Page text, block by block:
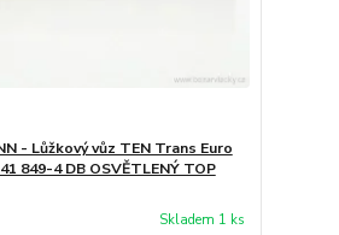
- Lůžkový vůz TEN Trans Euro
849-4 DB OSVĚTLENÝ TOP
Skladem 1 ks